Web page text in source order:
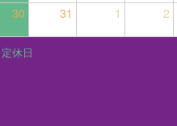
30 31 1 2
定休日